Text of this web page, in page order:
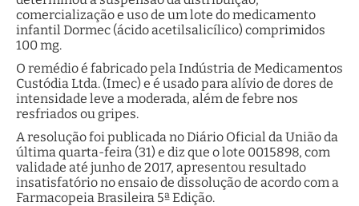
comercialização e uso de um lote do medicamento
infantil Dormec (ácido acetilsalicílico) comprimidos
100 mg.
O remédio é fabricado pela Indústria de Medicamentos
Custódia Ltda. (Imec) e é usado para alívio de dores de
intensidade leve a moderada, além de febre nos
resfriados ou gripes.
A resolução foi publicada no Diário Oficial da União da
última quarta-feira (31) e diz que o lote 0015898, com
validade até junho de 2017, apresentou resultado
insatisfatório no ensaio de dissolução de acordo com a
Farmacopeia Brasileira 5ª Edição.